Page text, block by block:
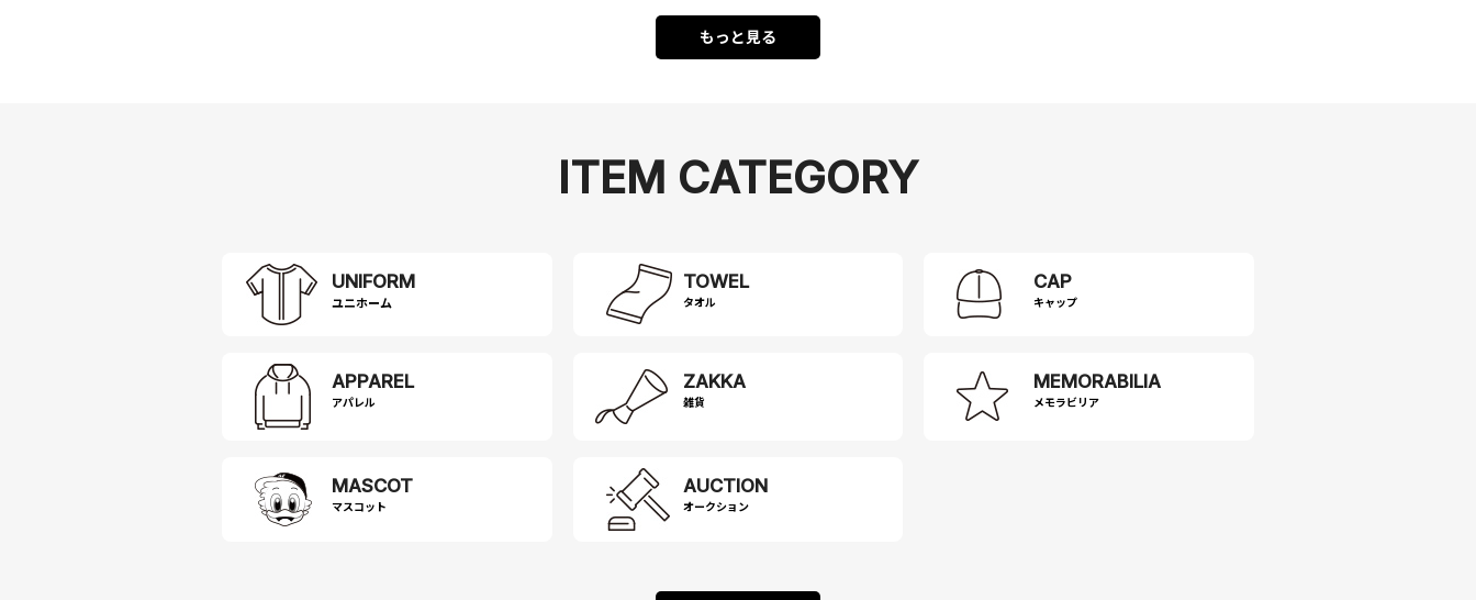
もっと見る
ITEM CATEGORY
UNIFORM TOWEL
タオル
CAP
キャップ
APPAREL
アパレル
ZAKKA
雑貨
MEMORABILIA
メモラビリア
MASCOT
マスコット
AUCTION
オークション